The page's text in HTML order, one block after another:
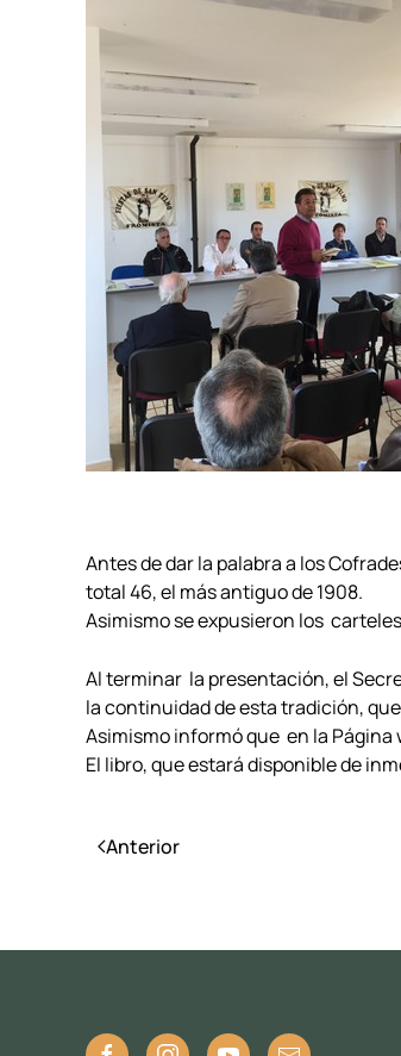
Antes de dar la palabra a los
total 46, el más antiguo de 1908.
Asimismo se expusieron los
Al terminar la presentación, el
la continuidad de esta tradición,
Asimismo informó que en la
El libro, que estará disponible de
Anterior